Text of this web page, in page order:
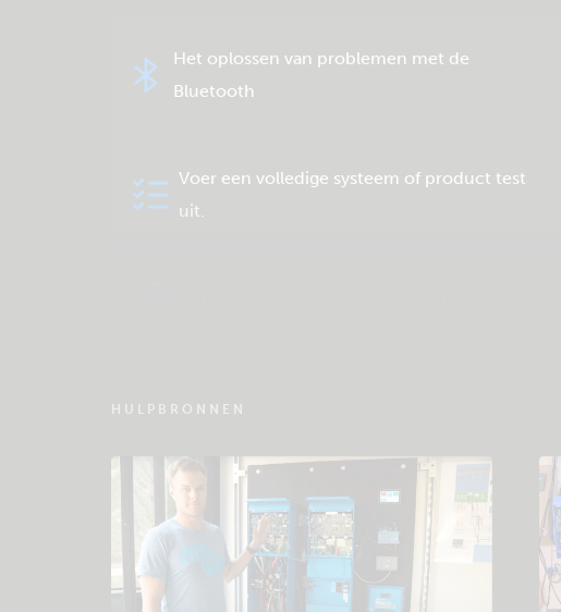
Het oplossen van problemen met de
Bluetooth
Voer een volledige systeem of product test
uit.
HULPBRONNEN